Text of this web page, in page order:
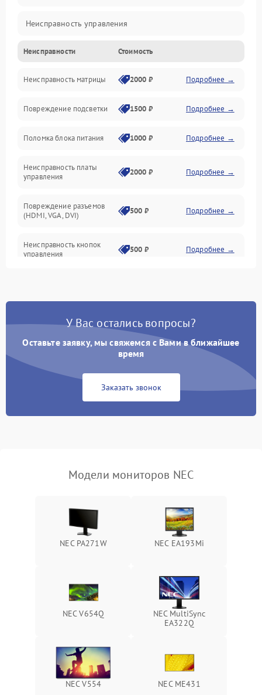
Неисправность управления
Неисправность интерфейсов
Прочие неисправности
Неисправность звука
Механические повреждения
Неисправности Стоимость
Неисправность матрицы 2000 ₽ Подробнее →
Повреждение подсветки 1500 ₽ Подробнее →
Поломка блока питания 1000 ₽ Подробнее →
Неисправность платы
управления
2000 ₽ Подробнее →
Повреждение разъемов
(HDMI, VGA, DVI)
500 ₽ Подробнее →
Неисправность кнопок
управления
500 ₽ Подробнее →
питания
Подробнее →
защиты от перегрузок
1000 ₽ Подробнее →
1000 ₽
Неисправность системы
перенапряжения
Подробнее →
защиты от замыкания
Подробнее →
Повреждение системы
Подробнее →
Неисправность системы
защиты от перегрева
Подробнее →
Поломка системы защиты
У Вас остались вопросы?
Оставьте заявку, мы свяжемся с Вами в ближайшее
время
Заказать звонок
Модели мониторов NEC
NEC PA271W NEC EA193Mi
NEC V654Q
NEC MultiSync
EA322Q
NEC V554 NEC ME431